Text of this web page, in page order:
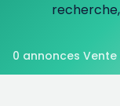
0 annonces Vente